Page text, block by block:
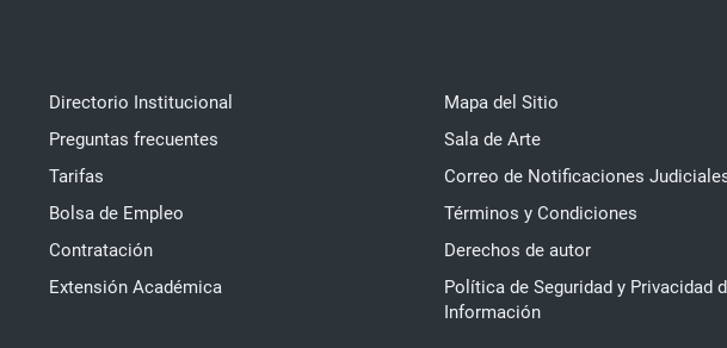
Directorio Institucional
Preguntas frecuentes
Tarifas
Bolsa de Empleo
Contratación
Extensión Académica
Mapa del Sitio
Sala de Arte
Correo de Notificaciones
Términos y Condiciones
Derechos de autor
Política de Seguridad y Privacidad
Información